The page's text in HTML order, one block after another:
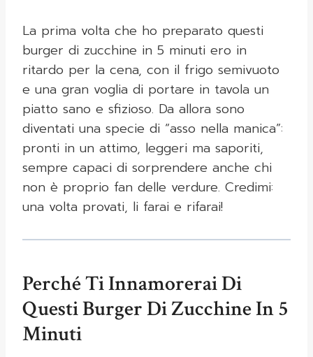
La prima volta che ho preparato questi
burger di zucchine in 5 minuti ero in
ritardo per la cena, con il frigo semivuoto
e una gran voglia di portare in tavola un
piatto sano e sfizioso. Da allora sono
diventati una specie di “asso nella manica”:
pronti in un attimo, leggeri ma saporiti,
sempre capaci di sorprendere anche chi
non è proprio fan delle verdure. Credimi:
una volta provati, li farai e rifarai!
Perché Ti Innamorerai Di
Questi Burger Di Zucchine In 5
Minuti